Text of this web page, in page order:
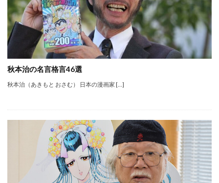
秋本治の名言格言46選
秋本治（あきもと おさむ） 日本の漫画家 […]